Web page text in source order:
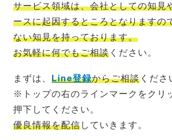
サービス領域は、会社としての知見
ースに起因するところとなりますの
ない知見を持っております。
お気軽に何でもご相談 ください。
まずは、Line登録からご相談 くださ
※トップの右のラインマークをクリ
押下してください。
優良情報を配信していきます。